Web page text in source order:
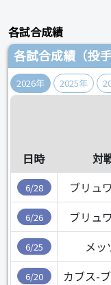
各試合成績
各試合成績（投手
2026年 2025年
日時 対
6/28 ブリュ
6/26 ブリュ
6/25 メ
6/20 カブス-